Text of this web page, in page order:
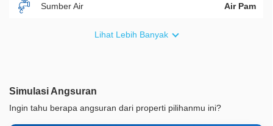
Sumber Air Air Pam
ID Properti
Lihat Lebih Banyak
Simulasi Angsuran
Ingin tahu berapa angsuran dari properti pilihanmu ini?